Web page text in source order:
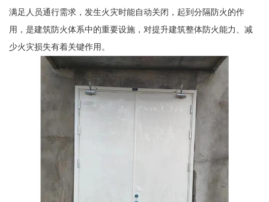
满足人员通行需求，发生火灾时能自动关闭，起到分隔防火的作
用，是建筑防火体系中的重要设施，对提升建筑整体防火能力、减
少火灾损失有着关键作用。